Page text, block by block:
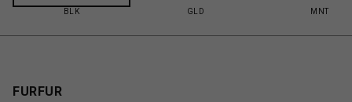
BLK GLD MNT
FURFUR